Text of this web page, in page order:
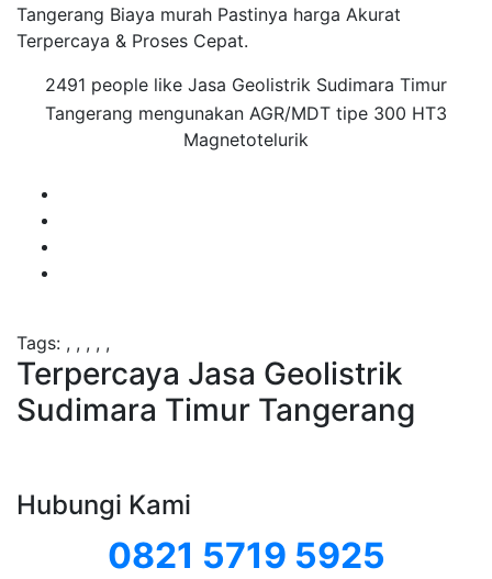
Tangerang Biaya murah Pastinya harga Akurat
Terpercaya & Proses Cepat.
2491 people like Jasa Geolistrik Sudimara Timur
Tangerang mengunakan AGR/MDT tipe 300 HT3
Magnetotelurik
Tags: , , , , ,
Terpercaya Jasa Geolistrik
Sudimara Timur Tangerang
Hubungi Kami
0821 5719 5925